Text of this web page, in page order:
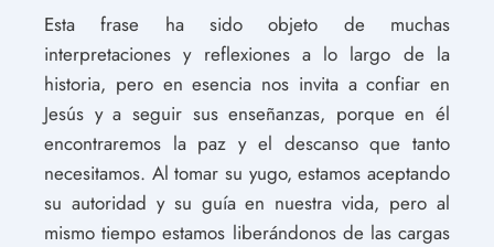
Esta frase ha sido objeto de muchas
interpretaciones y reflexiones a lo largo de la
historia, pero en esencia nos invita a confiar en
Jesús y a seguir sus enseñanzas, porque en él
encontraremos la paz y el descanso que tanto
necesitamos. Al tomar su yugo, estamos aceptando
su autoridad y su guía en nuestra vida, pero al
mismo tiempo estamos liberándonos de las cargas